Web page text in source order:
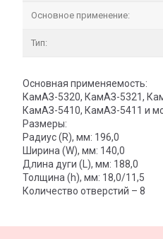
Основное применение:
Тип:
Основная применяемость:
КамАЗ-5320, КамАЗ-5321,
КамАЗ-5410, КамАЗ-5411 и
Размеры:
Радиус (R), мм: 196,0
Ширина (W), мм: 140,0
Длина дуги (L), мм: 188,0
Толщина (h), мм: 18,0/11,5
Количество отверстий – 8